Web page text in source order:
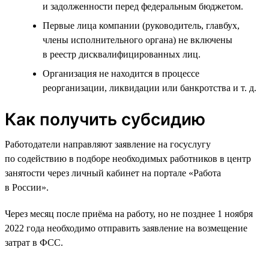
и задолженности перед федеральным бюджетом.
Первые лица компании (руководитель, главбух,
члены исполнительного органа) не включены
в реестр дисквалифицированных лиц.
Организация не находится в процессе
реорганизации, ликвидации или банкротства и т. д.
Как получить субсидию
Работодатели направляют заявление на госуслугу
по содействию в подборе необходимых работников в центр
занятости через личный кабинет на портале «Работа
в России».
Через месяц после приёма на работу, но не позднее 1 ноября
2022 года необходимо отправить заявление на возмещение
затрат в ФСС.